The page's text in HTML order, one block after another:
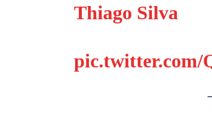
Thiago Silva
pic.twitter.com/